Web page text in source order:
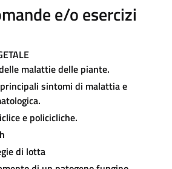
e/o esercizi
malattie delle piante.
sintomi di malattia e
e policicliche.
di lotta